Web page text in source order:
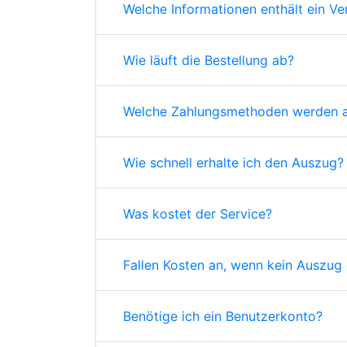
Welche Informationen enthält ein
Wie läuft die Bestellung ab?
Welche Zahlungsmethoden werden
Wie schnell erhalte ich den Auszug?
Was kostet der Service?
Fallen Kosten an, wenn kein
Benötige ich ein Benutzerkonto?